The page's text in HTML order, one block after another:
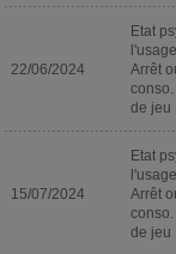
22/06/2024
Etat
Arrêt
de jeu
15/07/2024
Etat
Arrêt
de jeu